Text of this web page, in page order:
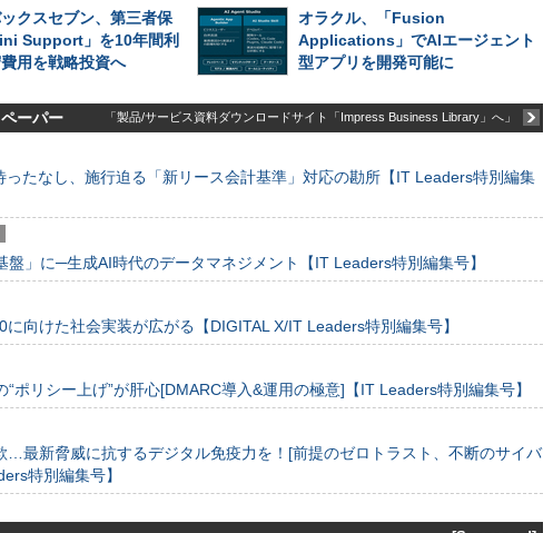
クスセブン、第三者保
Support」を10年間利
用を戦略投資へ
オラクル、「Fusion
Applications」でAIエージェント
型アプリを開発可能に
ーパー 「製品/サービス資料ダウンロードサイト「Impress Business Library」へ」
たなし、施行迫る「新リース会計基準」対応の勘所【IT Leaders特別編集
盤」に─生成AI時代のデータマネジメント【IT Leaders特別編集号】
向けた社会実装が広がる【DIGITAL X/IT Leaders特別編集号】
ポリシー上げ”が肝心[DMARC導入&運用の極意]【IT Leaders特別編集号】
…最新脅威に抗するデジタル免疫力を！[前提のゼロトラスト、不断のサイバ
特別編集号】